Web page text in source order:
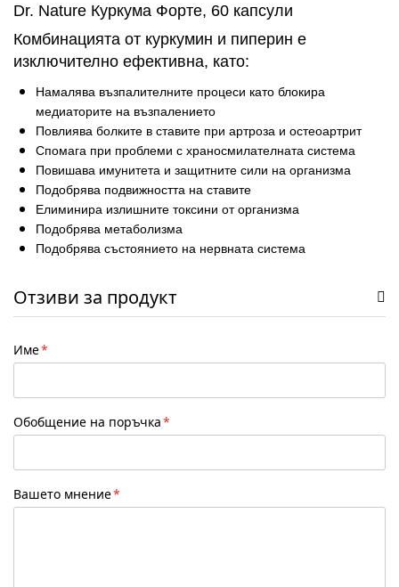
Dr. Nature Куркума Форте, 60 капсули
Комбинацията от куркумин и пиперин е
изключително ефективна, като:
Намалява възпалителните процеси като блокира
медиаторите на възпалението
Повлиява болките в ставите при артроза и остеоартрит
Спомага при проблеми с храносмилателната система
Повишава имунитета и защитните сили на организма
Подобрява подвижността на ставите
Елиминира излишните токсини от организма
Подобрява метаболизма
Подобрява състоянието на нервната система
Полезно:
средства, използвана още в древните индийски
болкоуспокояващо действие, като се използва успешно
това, куркумата подобрява кръвообращението, спомага
при стомашно-чревни заболявания и елиминира
Отзиви за продукт
Име
Обобщение на поръчка
Вашето мнение